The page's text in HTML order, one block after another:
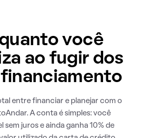
você
ao fugir dos
entre financiar e planejar com o
A conta é simples: você
sem juros e ainda ganha 10% de